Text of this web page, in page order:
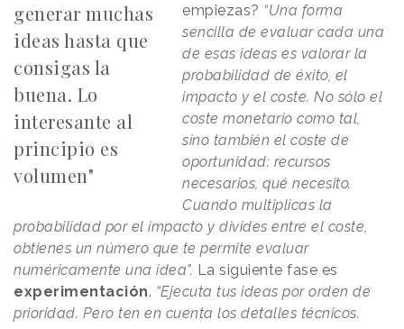
generar muchas
ideas hasta que
consigas la
buena. Lo
interesante al
principio es
volumen"
empiezas? “Una forma
sencilla de evaluar cada una
de esas ideas es valorar la
probabilidad de éxito, el
impacto y el coste. No sólo el
coste monetario como tal,
sino también el coste de
oportunidad: recursos
necesarios, qué necesito.
Cuando multiplicas la
probabilidad por el impacto y divides entre el coste,
obtienes un número que te permite evaluar
numéricamente una idea". La siguiente fase es
experimentación. “Ejecuta tus ideas por orden de
prioridad. Pero ten en cuenta los detalles técnicos.